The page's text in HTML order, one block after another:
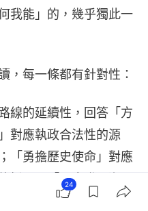
我能」的，幾乎獨此一
，每一條都有針對性：
線的延續性，回答「方
對應執政合法性的源
「勇擔歷史使命」對應
抓」；「順應發展潮
革，回答「能不能跟上
24